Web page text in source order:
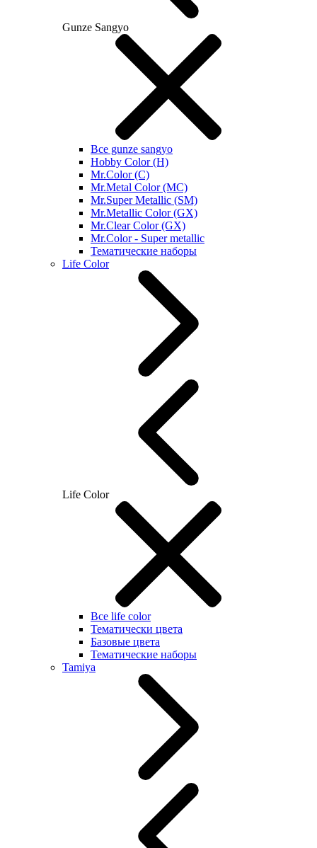
Gunze Sangyo
Все gunze sangyo
Hobby Color (H)
Mr.Color (C)
Mr.Metal Color (MC)
Mr.Super Metallic (SM)
Mr.Metallic Color (GX)
Mr.Clear Color (GX)
Mr.Color - Super metallic
Тематические наборы
Life Color
Life Color
Все life color
Тематически цвета
Базовые цвета
Тематические наборы
Tamiya